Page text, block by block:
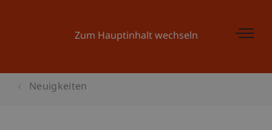
Zum Hauptinhalt wechseln
Neuigkeiten